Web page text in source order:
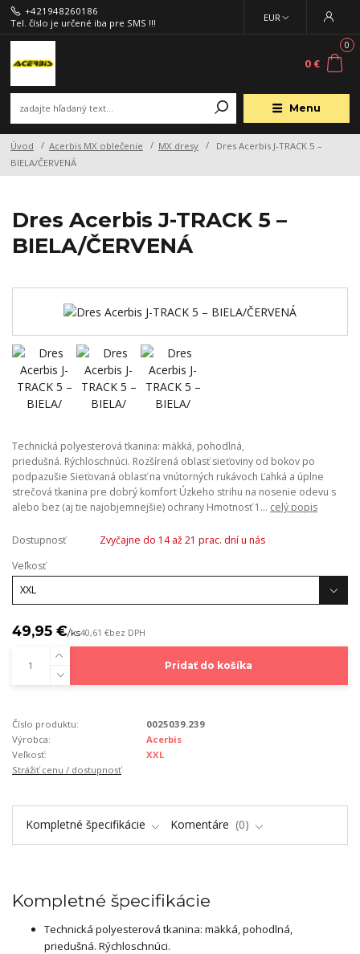
Menu
EUR
+421948260186
Tel. číslo je určené iba pre SMS !!!
0
0 €
Úvod Acerbis MX oblečenie MX dresy
Dres Acerbis J-TRACK 5 –
BIELA/ČERVENÁ
Dres Acerbis J-TRACK 5 –
BIELA/ČERVENÁ
Technická polyesterová tkanina: mäkká, pohodlná,
priedušná. Rýchloschnúci. Rozšírená oblasť sieťoviny od bokov po
podpazušie Sieťovaná oblasť na vnútorných rukávoch Ľahká a úplne
strečová tkanina pre dobrý komfort Úzkeho strihu na nosenie odevu s
alebo bez (aj tie najobjemnejšie) ochrany Hmotnosť 1... celý popis
Dostupnosť
Zvyčajne do 14 až 21 prac. dní u nás
Veľkosť
49,95 €/ks40,61 €bez DPH
Pridať do košíka
Číslo produktu:
0025039.239
Výrobca:
Acerbis
Veľkosť:
XXL
Strážiť cenu / dostupnosť
Kompletné špecifikácie Komentáre 0
Kompletné špecifikácie
Technická polyesterová tkanina: mäkká, pohodlná,
priedušná. Rýchloschnúci.